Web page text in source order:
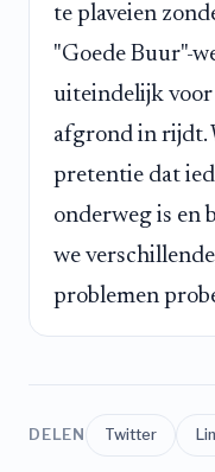
te plaveien
"Goede Buur"-
uiteindelijk voor
afgrond in rijdt.
pretentie dat
onderweg is en
we
problemen
DELEN Twitter